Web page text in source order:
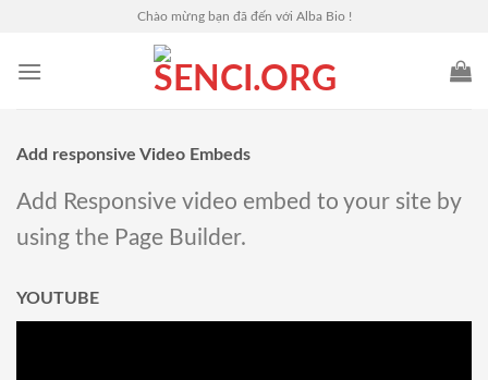
content
Chào mừng bạn đã đến với Alba Bio !
Add responsive Video Embeds
Add Responsive video embed to your site by
using the Page Builder.
YOUTUBE